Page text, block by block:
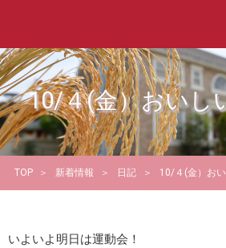
10/４(金）おいし
TOP 新着情報 日記 10/４(金）お
いよいよ明日は運動会！